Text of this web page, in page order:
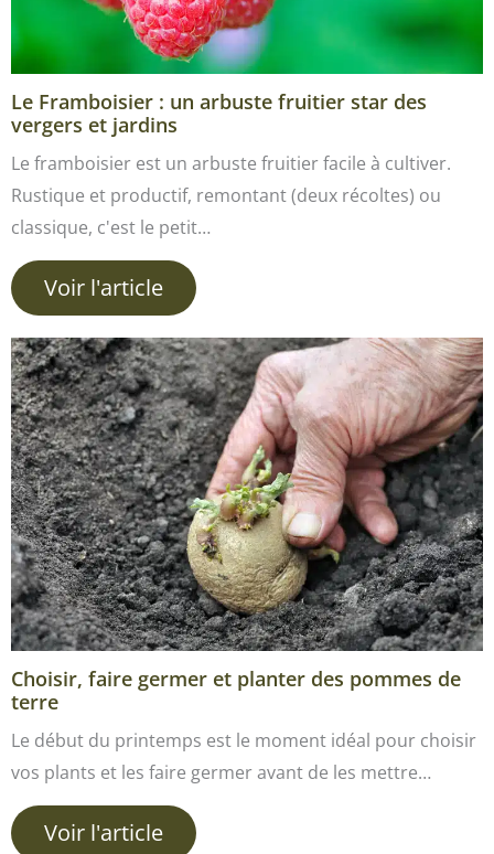
Le Framboisier : un arbuste fruitier star des
vergers et jardins
Le framboisier est un arbuste fruitier facile à cultiver.
Rustique et productif, remontant (deux récoltes) ou
classique, c'est le petit…
Voir l'article
Choisir, faire germer et planter des pommes de
terre
Le début du printemps est le moment idéal pour choisir
vos plants et les faire germer avant de les mettre…
Voir l'article